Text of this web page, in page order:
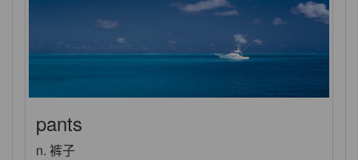
pants
n. 裤子